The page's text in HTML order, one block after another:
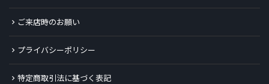
ご来店時のお願い
プライバシーポリシー
特定商取引法に基づく表記